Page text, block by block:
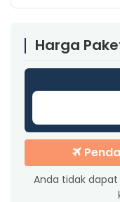
Harga
Anda tidak